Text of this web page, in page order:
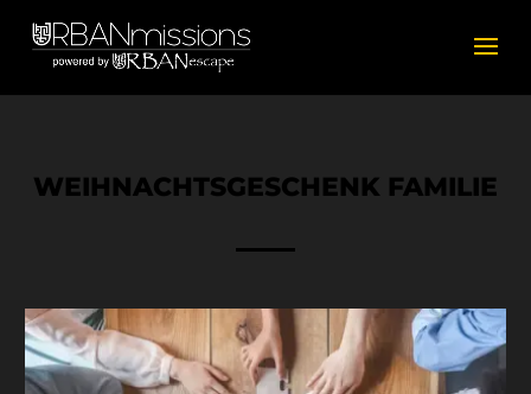
WEIHNACHTSGESCHENK FAMILIE